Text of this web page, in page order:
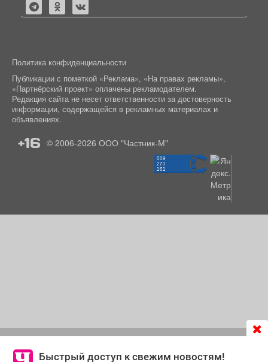
Быстрый доступ к свежим новостям!
согласие на обработку файлов cookie, которые
Политика конфиденциальности
Публикации с пометкой «Реклама», «На правах рекламы»,
«Партнёрский проект» оплачены рекламодателем.
Редакция сайта не несет ответственности за достоверность
информации, содержащейся в рекламных материалах и
объявлениях.
+16 © 2006-2026 ООО "Частник-М"